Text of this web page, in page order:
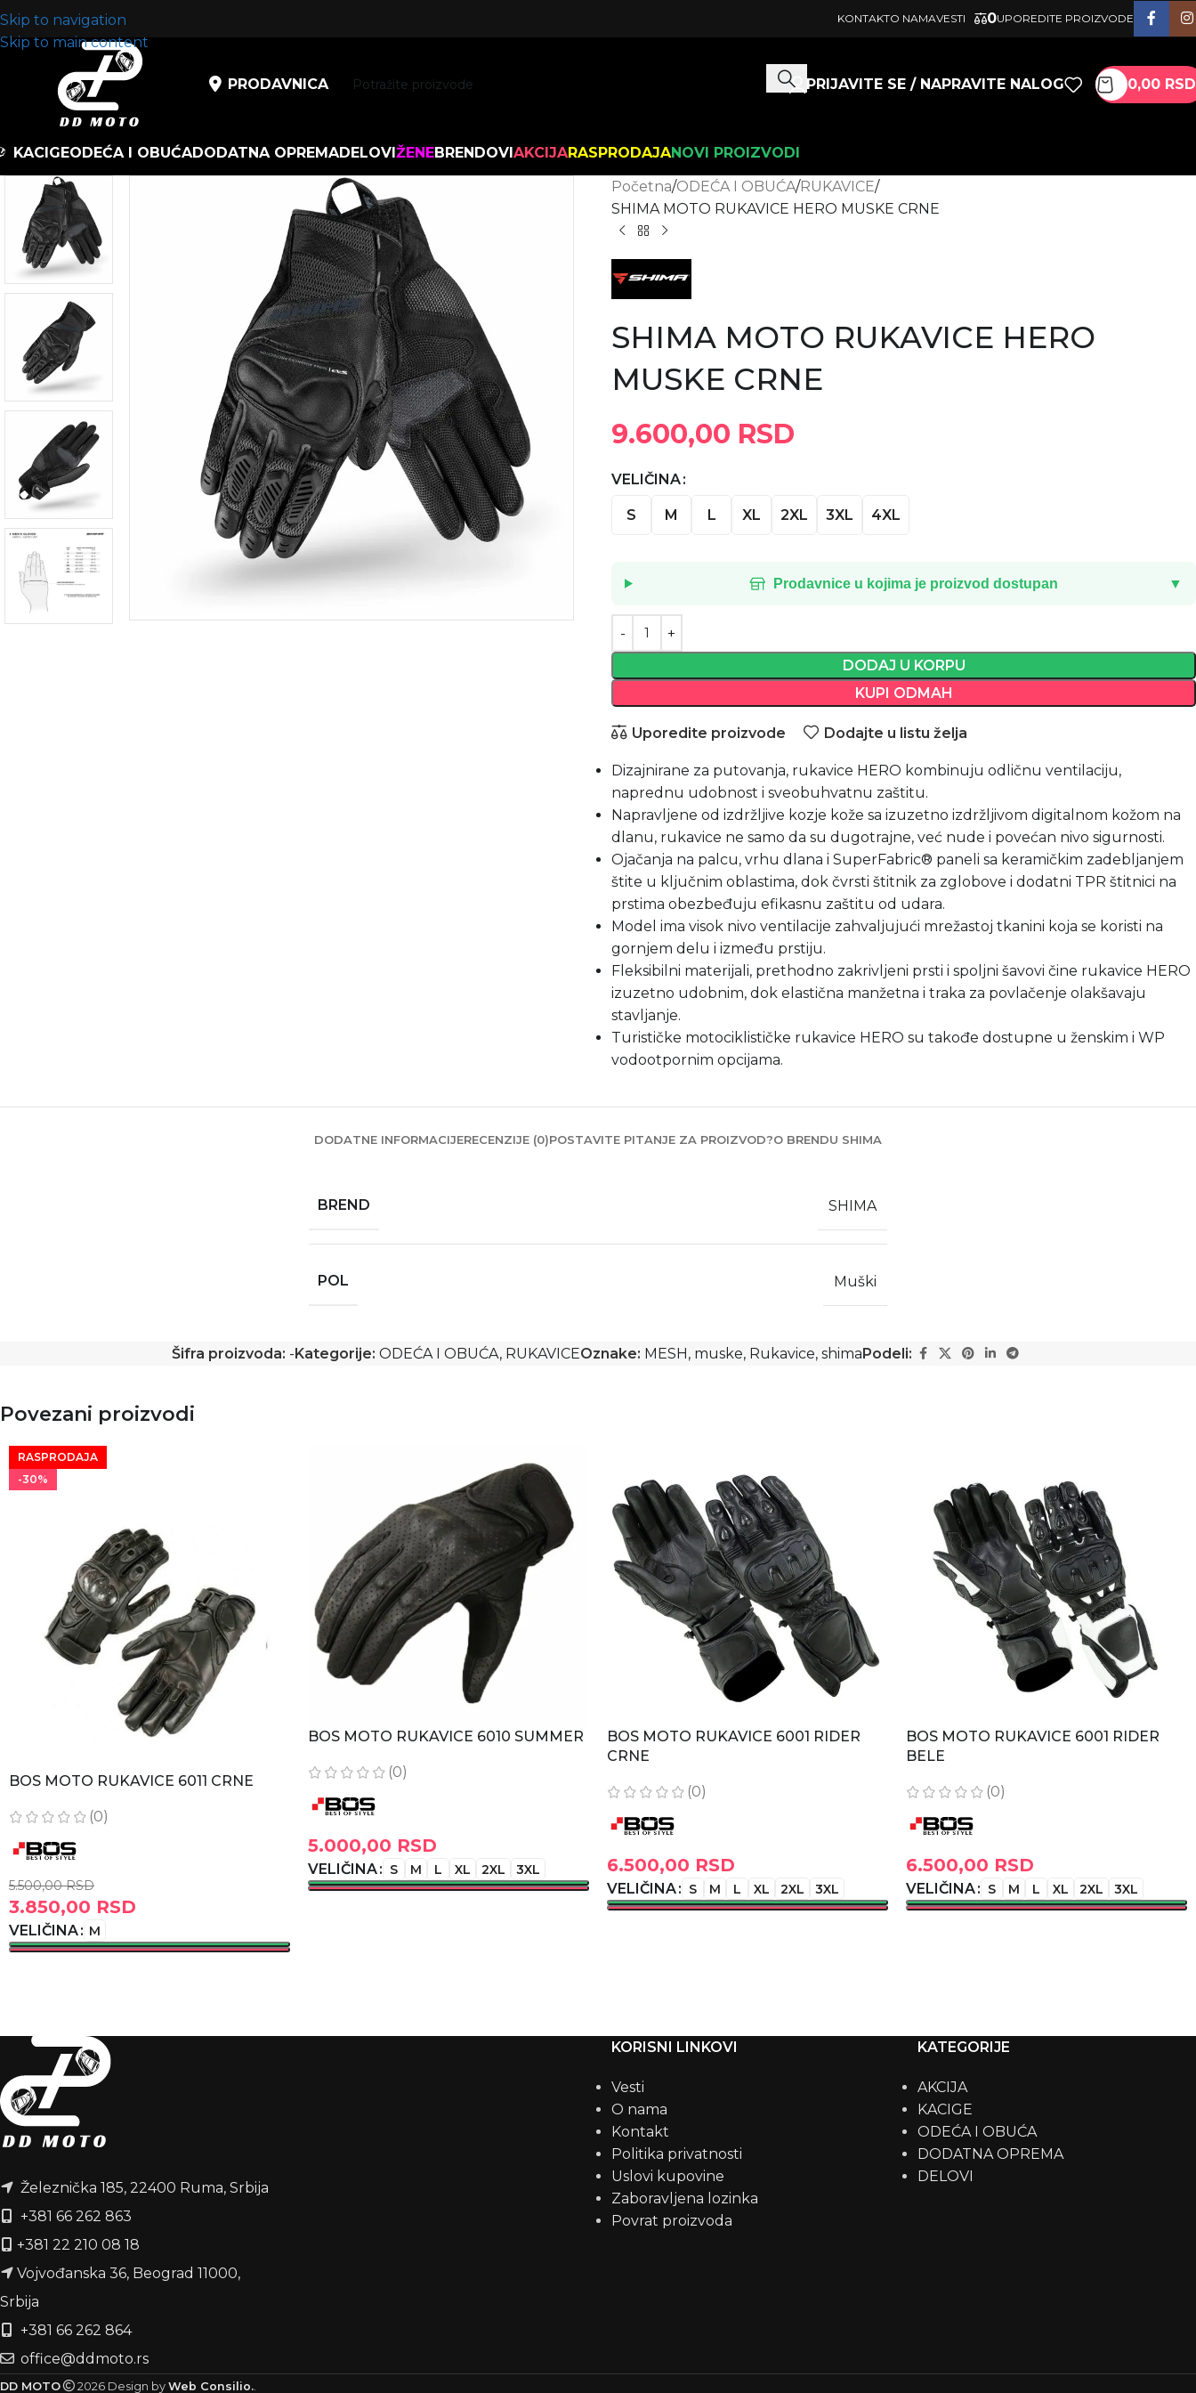
Skip to navigation
Skip to main content
KONTAKTO NAMAVESTI 0UPOREDITE PROIZVODE
PRODAVNICA PRIJAVITE SE / NAPRAVITE NALOG 0,00 RSD
KACIGEODEĆA I OBUĆADODATNA OPREMADELOVIŽENEBRENDOVIAKCIJARASPRODAJANOVI PROIZVODI
Početna ODEĆA I OBUĆA RUKAVICE
SHIMA MOTO RUKAVICE HERO MUSKE CRNE
SHIMA MOTO RUKAVICE HERO
MUSKE CRNE
9.600,00 RSD
VELIČINA
S M L XL 2XL 3XL 4XL
Prodavnice u kojima je proizvod dostupan ▼
DODAJ U KORPU
KUPI ODMAH
Uporedite proizvode Dodajte u listu želja
Dizajnirane za putovanja, rukavice HERO kombinuju odličnu ventilaciju,
naprednu udobnost i sveobuhvatnu zaštitu.
Napravljene od izdržljive kozje kože sa izuzetno izdržljivom digitalnom kožom na
dlanu, rukavice ne samo da su dugotrajne, već nude i povećan nivo sigurnosti.
Ojačanja na palcu, vrhu dlana i SuperFabric® paneli sa keramičkim zadebljanjem
štite u ključnim oblastima, dok čvrsti štitnik za zglobove i dodatni TPR štitnici na
prstima obezbeđuju efikasnu zaštitu od udara.
Model ima visok nivo ventilacije zahvaljujući mrežastoj tkanini koja se koristi na
gornjem delu i između prstiju.
Fleksibilni materijali, prethodno zakrivljeni prsti i spoljni šavovi čine rukavice HERO
izuzetno udobnim, dok elastična manžetna i traka za povlačenje olakšavaju
stavljanje.
Turističke motociklističke rukavice HERO su takođe dostupne u ženskim i WP
vodootpornim opcijama.
DODATNE INFORMACIJERECENZIJE (0)POSTAVITE PITANJE ZA PROIZVOD?O BRENDU SHIMA
BREND SHIMA
POL Muški
Šifra proizvoda: -Kategorije: ODEĆA I OBUĆA, RUKAVICEOznake: MESH, muske, Rukavice, shimaPodeli:
Povezani proizvodi
RASPRODAJA
-30%
BOS MOTO RUKAVICE 6011 CRNE
(0)
5.500,00RSD
3.850,00 RSD
VELIČINA M
BOS MOTO RUKAVICE 6010 SUMMER
(0)
5.000,00 RSD
VELIČINA S M L XL 2XL 3XL
BOS MOTO RUKAVICE 6001 RIDER
CRNE
(0)
6.500,00 RSD
VELIČINA S M L XL 2XL 3XL
BOS MOTO RUKAVICE 6001 RIDER
BELE
(0)
6.500,00 RSD
VELIČINA S M L XL 2XL 3XL
Železnička 185, 22400 Ruma, Srbija
+381 66 262 863
+381 22 210 08 18
Vojvođanska 36, Beograd 11000,
Srbija
+381 66 262 864
office@ddmoto.rs
KORISNI LINKOVI
Vesti
O nama
Kontakt
Politika privatnosti
Uslovi kupovine
Zaboravljena lozinka
Povrat proizvoda
KATEGORIJE
AKCIJA
KACIGE
ODEĆA I OBUĆA
DODATNA OPREMA
DELOVI
DD MOTO 2026 Design by Web Consilio..